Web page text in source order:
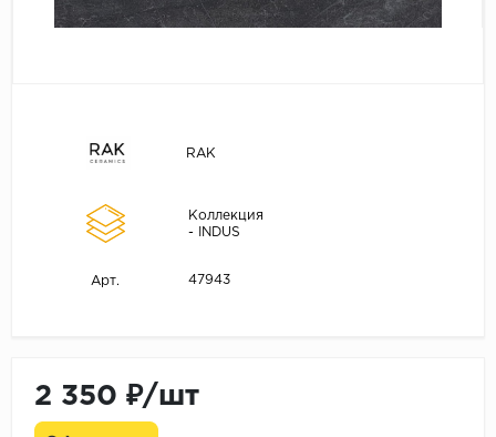
RAK
Коллекция
- INDUS
Арт. 47943
2 350 ₽/шт